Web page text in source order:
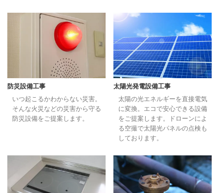
防災設備工事
いつ起こるかわからない災害。
そんな火災などの災害から守る
防災設備をご提案します。
太陽光発電設備工事
太陽の光エネルギーを直接電気
に変換。エコで安心できる設備
をご提案します。ドローンによ
る空撮で太陽光パネルの点検も
しております。